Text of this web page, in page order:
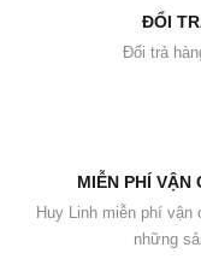
ĐỔI
Đổi trả
MIỄN PHÍ VẬN
Huy Linh miễn phí vận
những